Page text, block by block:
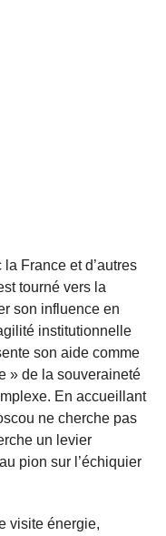
France et d’autres
tourné vers la
son influence en
institutionnelle
son aide comme
» de la souveraineté
En accueillant
ne cherche pas
un levier
pion sur l’échiquier
visite énergie,